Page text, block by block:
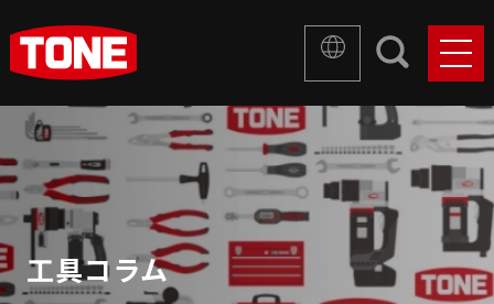
工具コラム